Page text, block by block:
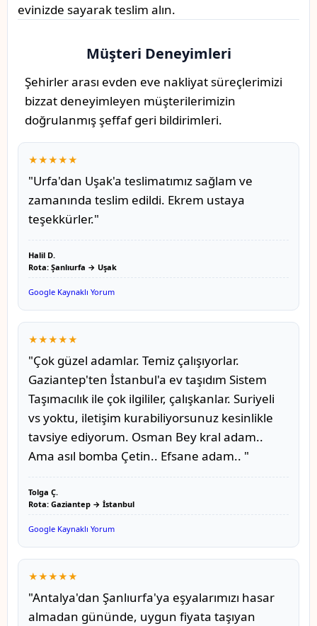
evinizde sayarak teslim alın.
Müşteri Deneyimleri
Şehirler arası evden eve nakliyat süreçlerimizi
bizzat deneyimleyen müşterilerimizin
doğrulanmış şeffaf geri bildirimleri.
★★★★★
"Urfa'dan Uşak'a teslimatımız sağlam ve
zamanında teslim edildi. Ekrem ustaya
teşekkürler."
Halil D.
Rota: Şanlıurfa → Uşak
Google Kaynaklı Yorum
★★★★★
"Çok güzel adamlar. Temiz çalışıyorlar.
Gaziantep'ten İstanbul'a ev taşıdım Sistem
Taşımacılık ile çok ilgililer, çalışkanlar. Suriyeli
vs yoktu, iletişim kurabiliyorsunuz kesinlikle
tavsiye ediyorum. Osman Bey kral adam..
Ama asıl bomba Çetin.. Efsane adam.. "
Tolga Ç.
Rota: Gaziantep → İstanbul
Google Kaynaklı Yorum
★★★★★
"Antalya'dan Şanlıurfa'ya eşyalarımızı hasar
almadan gününde, uygun fiyata taşıyan